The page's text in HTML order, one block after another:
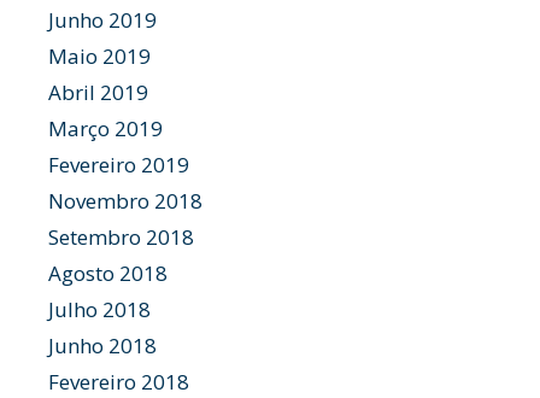
Junho 2019
Maio 2019
Abril 2019
Março 2019
Fevereiro 2019
Novembro 2018
Setembro 2018
Agosto 2018
Julho 2018
Junho 2018
Fevereiro 2018